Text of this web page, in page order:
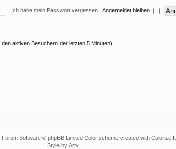
Ich habe mein Passwort vergessen | Angemeldet bleiben
aktiven Besuchern der letzten 5 Minuten)
Software © phpBB Limited Color scheme created with Colorize It.
Style by Arty